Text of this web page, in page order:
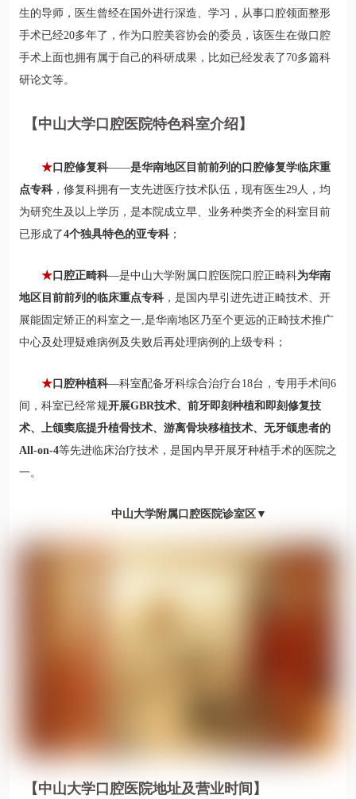
生的导师，医生曾经在国外进行深造、学习，从事口腔领面整形
手术已经20多年了，作为口腔美容协会的委员，该医生在做口腔
手术上面也拥有属于自己的科研成果，比如已经发表了70多篇科
研论文等。
【中山大学口腔医院特色科室介绍】
★ 口腔修复科——是华南地区目前前列的口腔修复学临床重
点专科 ，修复科拥有一支先进医疗技术队伍，现有医生29人，均
为研究生及以上学历，是本院成立早、业务种类齐全的科室目前
已形成了4个独具特色的亚专科 ；
★ 口腔正畸科—是中山大学附属口腔医院口腔正畸科为华南
地区目前前列的临床重点专科 ，是国内早引进先进正畸技术、开
展能固定矫正的科室之一,是华南地区乃至个更远的正畸技术推广
中心及处理疑难病例及失败后再处理病例的上级专科；
★ 口腔种植科—科室配备牙科综合治疗台18台，专用手术间6
间，科室已经常规开展GBR技术、前牙即刻种植和即刻修复技
术、上颌窦底提升植骨技术、游离骨块移植技术、无牙颌患者的
All-on-4等先进临床治疗技术，是国内早开展牙种植手术的医院之
一。
中山大学附属口腔医院诊室区▼
【中山大学口腔医院地址及营业时间】